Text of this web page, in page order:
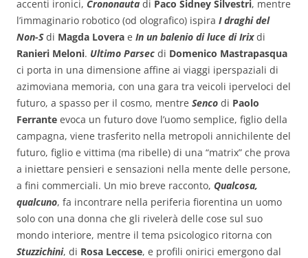
accenti ironici, Crononauta di Paco Sidney Silvestri, mentre
l’immaginario robotico (od olografico) ispira I draghi del
Non-Sdi Magda Lovera e In un balenio di luce di Irixdi
Ranieri Meloni. Ultimo Parsec di Domenico Mastrapasqua
ci porta in una dimensione affine ai viaggi iperspaziali di
azimoviana memoria, con una gara tra veicoli iperveloci del
futuro, a spasso per il cosmo, mentre Senco di Paolo
Ferrante evoca un futuro dove l’uomo semplice, figlio della
campagna, viene trasferito nella metropoli annichilente del
futuro, figlio e vittima (ma ribelle) di una “matrix” che prova
a iniettare pensieri e sensazioni nella mente delle persone,
a fini commerciali. Un mio breve racconto, Qualcosa,
qualcuno, fa incontrare nella periferia fiorentina un uomo
solo con una donna che gli rivelerà delle cose sul suo
mondo interiore, mentre il tema psicologico ritorna con
Stuzzichini, di Rosa Leccese, e profili onirici emergono dal